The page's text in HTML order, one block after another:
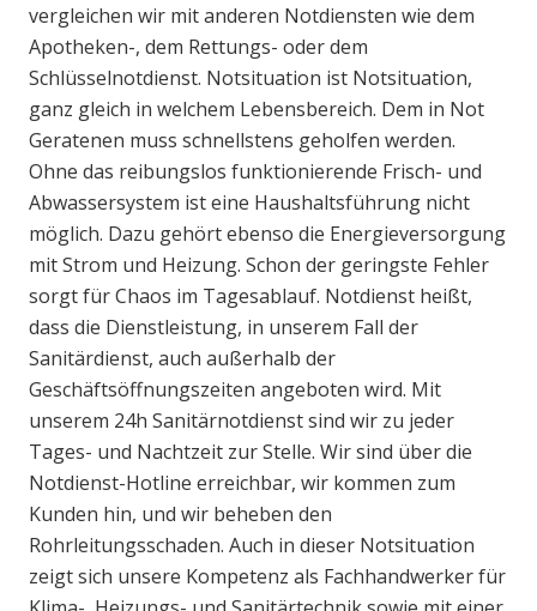
vergleichen wir mit anderen Notdiensten wie dem
Apotheken-, dem Rettungs- oder dem
Schlüsselnotdienst. Notsituation ist Notsituation,
ganz gleich in welchem Lebensbereich. Dem in Not
Geratenen muss schnellstens geholfen werden.
Ohne das reibungslos funktionierende Frisch- und
Abwassersystem ist eine Haushaltsführung nicht
möglich. Dazu gehört ebenso die Energieversorgung
mit Strom und Heizung. Schon der geringste Fehler
sorgt für Chaos im Tagesablauf. Notdienst heißt,
dass die Dienstleistung, in unserem Fall der
Sanitärdienst, auch außerhalb der
Geschäftsöffnungszeiten angeboten wird. Mit
unserem 24h Sanitärnotdienst sind wir zu jeder
Tages- und Nachtzeit zur Stelle. Wir sind über die
Notdienst-Hotline erreichbar, wir kommen zum
Kunden hin, und wir beheben den
Rohrleitungsschaden. Auch in dieser Notsituation
zeigt sich unsere Kompetenz als Fachhandwerker für